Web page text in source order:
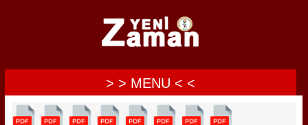
> > MENU < <